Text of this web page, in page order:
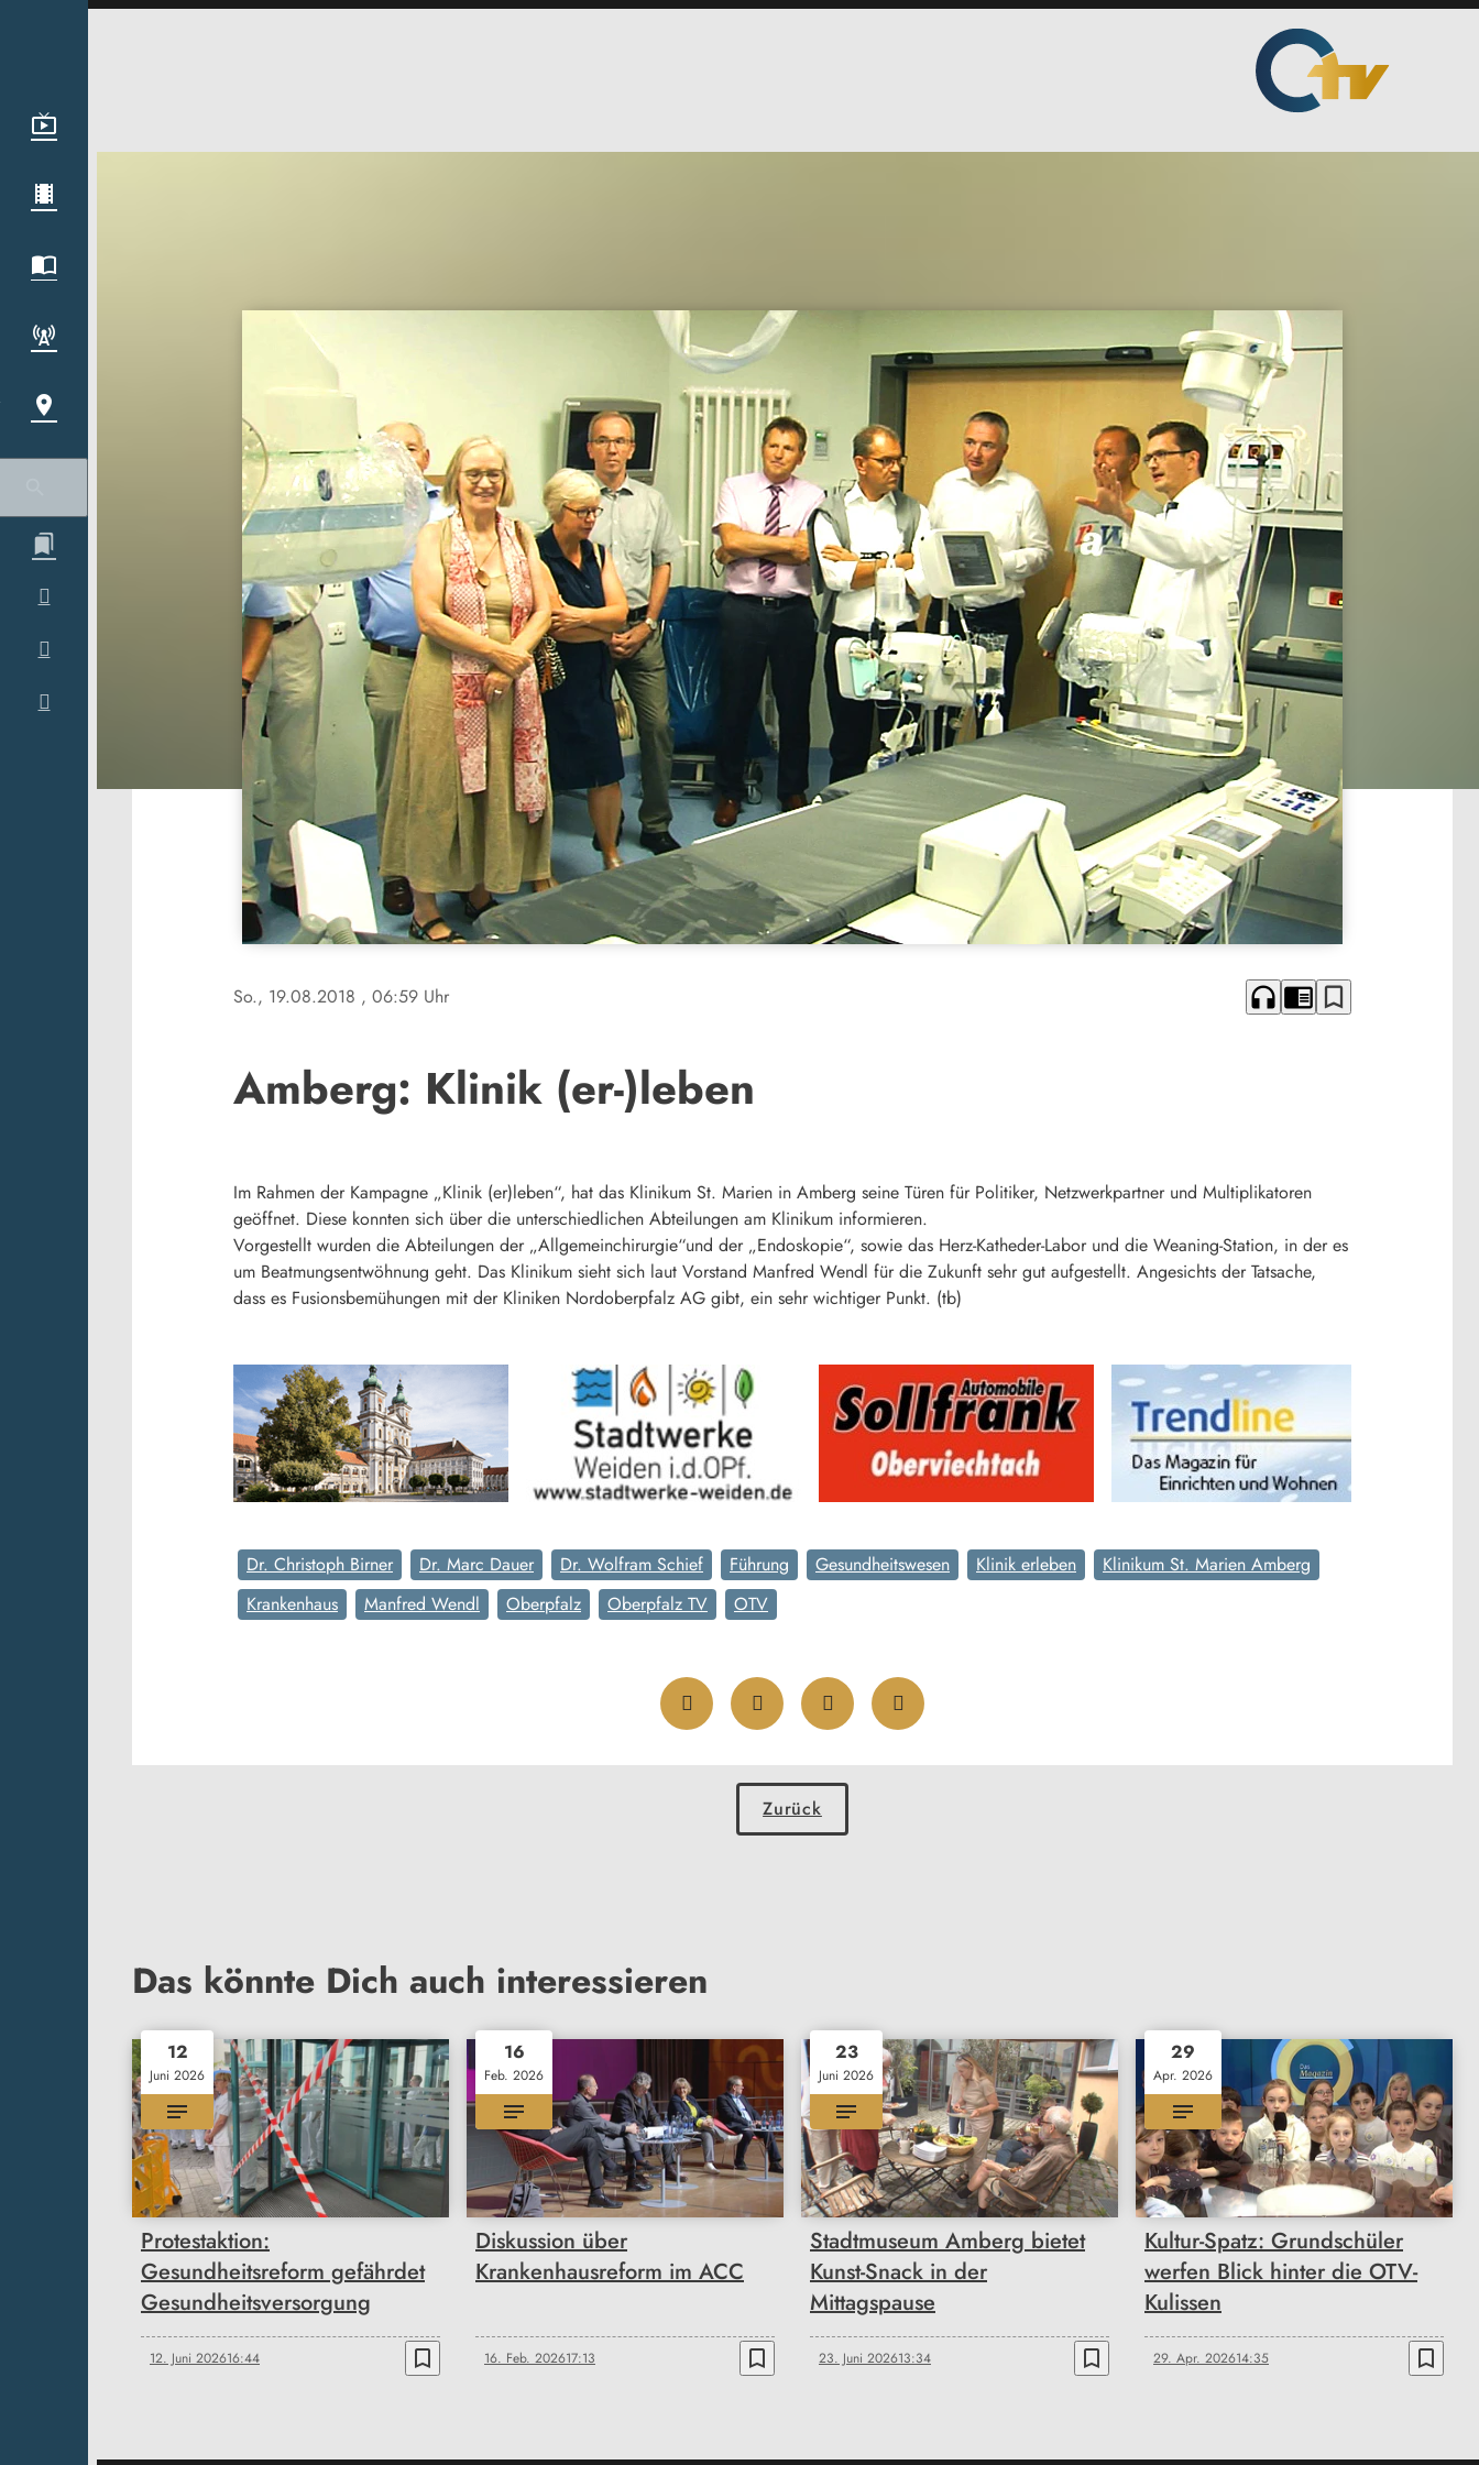
So., 19.08.2018 , 06:59 Uhr headphones chrome_reader_mode bookmark_border
Amberg: Klinik (er-)leben
Im Rahmen der Kampagne „Klinik (er)leben“, hat das Klinikum St. Marien in Amberg seine Türen für Politiker, Netzwerkpartner und Multiplikatoren
geöffnet. Diese konnten sich über die unterschiedlichen Abteilungen am Klinikum informieren.
Vorgestellt wurden die Abteilungen der „Allgemeinchirurgie“und der „Endoskopie“, sowie das Herz-Katheder-Labor und die Weaning-Station, in der es
um Beatmungsentwöhnung geht. Das Klinikum sieht sich laut Vorstand Manfred Wendl für die Zukunft sehr gut aufgestellt. Angesichts der Tatsache,
dass es Fusionsbemühungen mit der Kliniken Nordoberpfalz AG gibt, ein sehr wichtiger Punkt. (tb)
Dr. Christoph Birner Dr. Marc Dauer Dr. Wolfram Schief Führung Gesundheitswesen Klinik erleben
Klinikum St. Marien Amberg
Krankenhaus
Manfred Wendl Oberpfalz Oberpfalz TV OTV
Zurück
Das könnte Dich auch interessieren
12
Juni 2026
Protestaktion:
Gesundheitsreform gefährdet
Gesundheitsversorgung
12. Juni 202616:44 bookmark_border
16
Feb. 2026
Diskussion über
Krankenhausreform im ACC
16. Feb. 202617:13 bookmark_border
23
Juni 2026
Stadtmuseum Amberg bietet
Kunst-Snack in der
Mittagspause
23. Juni 202613:34 bookmark_border
29
Apr. 2026
Kultur-Spatz: Grundschüler
werfen Blick hinter die OTV-
Kulissen
29. Apr. 202614:35 bookmark_border